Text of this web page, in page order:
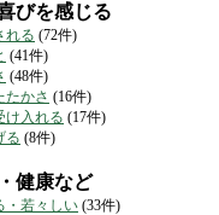
びを感じる
れる (72件)
(41件)
(48件)
たかさ (16件)
け入れる (17件)
る (8件)
健康など
・若々しい (33件)